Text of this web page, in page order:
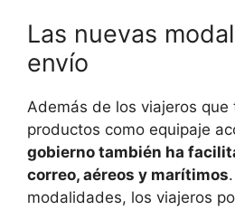
Las nuevas
envío
Además de los viajeros que
productos como equipaje
gobierno también ha
correo, aéreos y marítimos
modalidades, los viajeros